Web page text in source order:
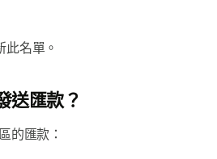
名單。
送匯款？
的匯款：